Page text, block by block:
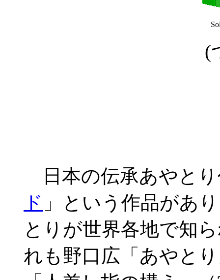
(
日本の伝承あやと
ド 」という作品があ
とりが世界各地で知
れも野口広「あやと